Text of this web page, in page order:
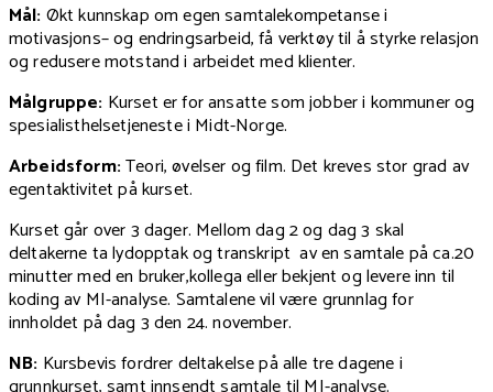
Mål: Økt kunnskap om egen samtalekompetanse i
motivasjons– og endringsarbeid, få verktøy til å styrke relasjon
og redusere motstand i arbeidet med klienter.
Målgruppe: Kurset er for ansatte som jobber i kommuner og
spesialisthelsetjeneste i Midt-Norge.
Arbeidsform:Teori, øvelser og film. Det kreves stor grad av
egentaktivitet på kurset.
Kurset går over 3 dager. Mellom dag 2 og dag 3 skal
deltakerne ta lydopptak og transkript av en samtale på ca.20
minutter med en bruker,kollega eller bekjent og levere inn til
koding av MI-analyse. Samtalene vil være grunnlag for
innholdet på dag 3 den 24. november.
NB: Kursbevis fordrer deltakelse på alle tre dagene i